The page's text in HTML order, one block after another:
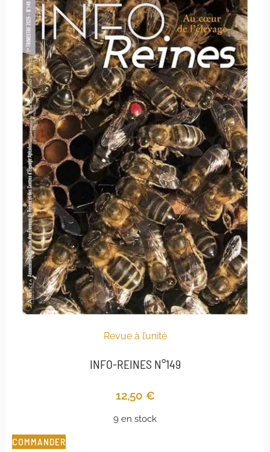
Revue à l’unité
INFO-REINES N°149
12,50 €
9 en stock
COMMANDER